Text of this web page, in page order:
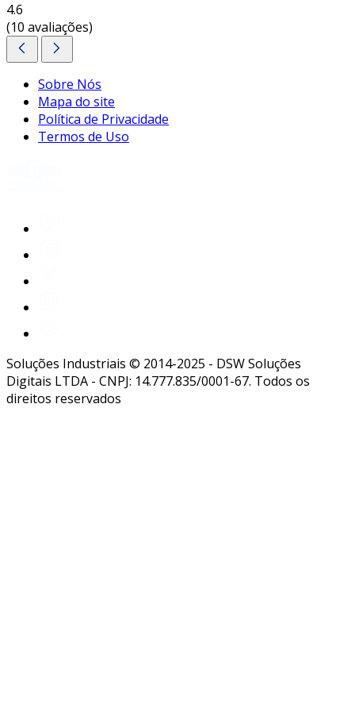
4.6
(10 avaliações)
Sobre Nós
Mapa do site
Política de Privacidade
Termos de Uso
Soluções Industriais © 2014-2025 - DSW Soluções
Digitais LTDA - CNPJ: 14.777.835/0001-67. Todos os
direitos reservados